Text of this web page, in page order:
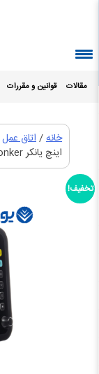
مقالات قوانین و مقررات
خانه/اتاق عمل
اینچ یانکر Yonker مدل YK-8000C
تخفیف!